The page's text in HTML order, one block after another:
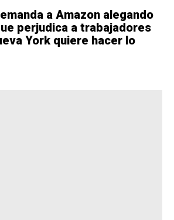
a Amazon alegando
perjudica a trabajadores
York quiere hacer lo